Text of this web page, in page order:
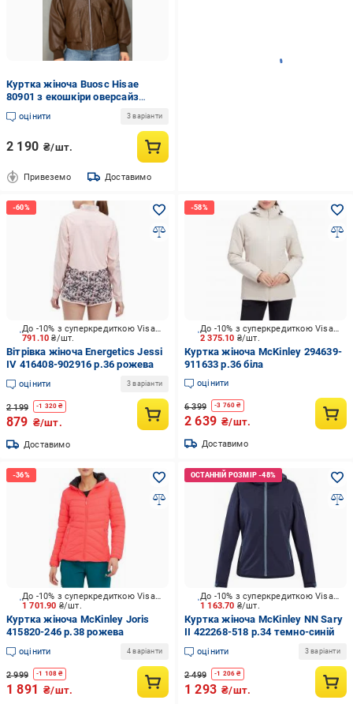
Куртка жіноча Buosc Hisae
80901 з екошкіри оверсайз
бомбер M Коричневий (6299)
оцінити 3 варіанти
2 190 ₴/шт.
Привеземо Доставимо
791.10₴/шт.
До -10% з суперкредиткою Visa Вигода
Вітрівка жіноча Energetics Jessi
IV 416408-902916 р.36 рожева
оцінити 3 варіанти
2 199 -1 320 ₴
879 ₴/шт.
Доставимо
2 375.10 ₴/шт.
До -10% з суперкредиткою Visa Вигода
Куртка жіноча McKinley 294639-
911633 р.36 біла
оцінити
6 399 -3 760 ₴
2 639 ₴/шт.
Доставимо
1 701.90 ₴/шт.
До -10% з суперкредиткою Visa Вигода
Куртка жіноча McKinley Joris
415820-246 р.38 рожева
оцінити 4 варіанти
2 999 -1 108 ₴
1 891 ₴/шт.
1 163.70 ₴/шт.
До -10% з суперкредиткою Visa Вигода
Куртка жіноча McKinley NN Sary
II 422268-518 р.34 темно-синій
оцінити 3 варіанти
2 499 -1 206 ₴
1 293 ₴/шт.